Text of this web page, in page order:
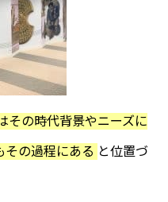
その時代背景やニーズに
その過程にある と位置づ